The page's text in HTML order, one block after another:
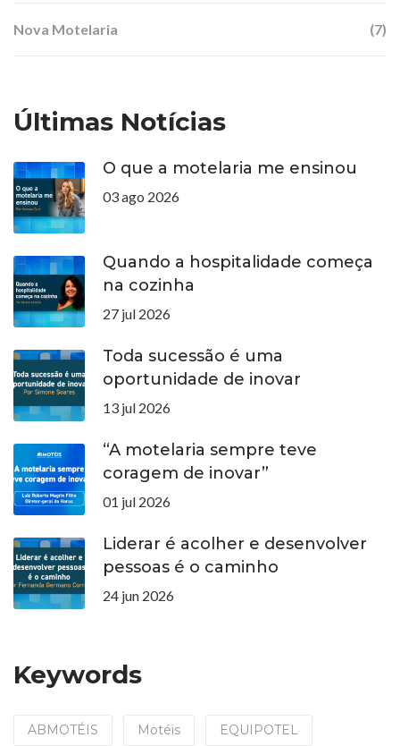
Nova Motelaria (7)
Últimas Notícias
O que a motelaria me ensinou
03 ago 2026
Quando a hospitalidade começa
na cozinha
27 jul 2026
Toda sucessão é uma
oportunidade de inovar
13 jul 2026
“A motelaria sempre teve
coragem de inovar”
01 jul 2026
Liderar é acolher e desenvolver
pessoas é o caminho
24 jun 2026
Keywords
ABMOTÉIS Motéis EQUIPOTEL